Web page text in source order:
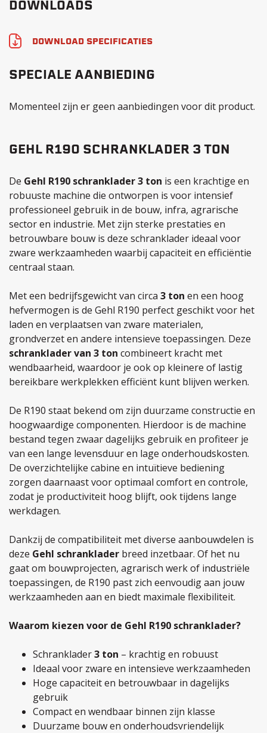
DOWNLOADS
DOWNLOAD SPECIFICATIES
SPECIALE AANBIEDING
Momenteel zijn er geen aanbiedingen voor dit product.
GEHL R190 SCHRANKLADER 3 TON
De Gehl R190 schranklader 3 ton is een krachtige en
robuuste machine die ontworpen is voor intensief
professioneel gebruik in de bouw, infra, agrarische
sector en industrie. Met zijn sterke prestaties en
betrouwbare bouw is deze schranklader ideaal voor
zware werkzaamheden waarbij capaciteit en efficiëntie
centraal staan.
Met een bedrijfsgewicht van circa 3 ton en een hoog
hefvermogen is de Gehl R190 perfect geschikt voor het
laden en verplaatsen van zware materialen,
grondverzet en andere intensieve toepassingen. Deze
schranklader van 3 ton combineert kracht met
wendbaarheid, waardoor je ook op kleinere of lastig
bereikbare werkplekken efficiënt kunt blijven werken.
De R190 staat bekend om zijn duurzame constructie en
hoogwaardige componenten. Hierdoor is de machine
bestand tegen zwaar dagelijks gebruik en profiteer je
van een lange levensduur en lage onderhoudskosten.
De overzichtelijke cabine en intuïtieve bediening
zorgen daarnaast voor optimaal comfort en controle,
zodat je productiviteit hoog blijft, ook tijdens lange
werkdagen.
Dankzij de compatibiliteit met diverse aanbouwdelen is
deze Gehl schranklader breed inzetbaar. Of het nu
gaat om bouwprojecten, agrarisch werk of industriële
toepassingen, de R190 past zich eenvoudig aan jouw
werkzaamheden aan en biedt maximale flexibiliteit.
Waarom kiezen voor de Gehl R190 schranklader?
Schranklader3 ton – krachtig en robuust
Ideaal voor zware en intensieve werkzaamheden
Hoge capaciteit en betrouwbaar in dagelijks
gebruik
Compact en wendbaar binnen zijn klasse
Duurzame bouw en onderhoudsvriendelijk